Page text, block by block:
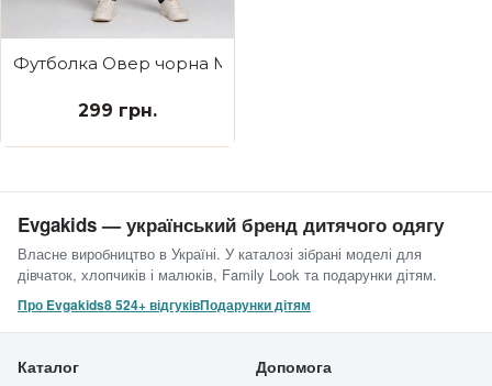
Футболка Овер чорна MADE IN UKRAINE
299 грн.
Evgakids — український бренд дитячого одягу
Власне виробництво в Україні. У каталозі зібрані моделі для
дівчаток, хлопчиків і малюків, Family Look та подарунки дітям.
Про Evgakids8 524+ відгуківПодарунки дітям
Каталог Допомога